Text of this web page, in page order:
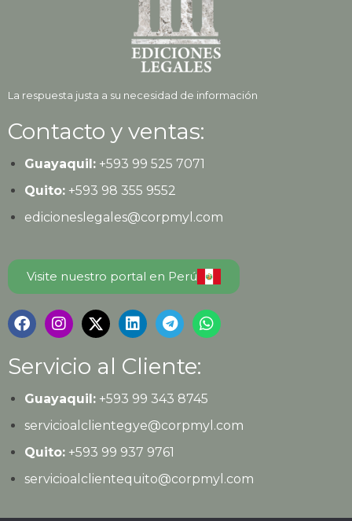
La respuesta justa a su necesidad de información
Contacto y ventas:
Guayaquil:+593 99 525 7071
Quito:+593 98 355 9552
edicioneslegales@corpmyl.com
Visite nuestro portal en Perú
Servicio al Cliente:
Guayaquil:+593 99 343 8745
servicioalclientegye@corpmyl.com
Quito:+593 99 937 9761
servicioalclientequito@corpmyl.com